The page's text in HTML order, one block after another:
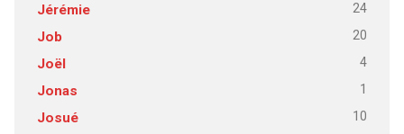
Jérémie 24
Job 20
Joël 4
Jonas 1
Josué 10